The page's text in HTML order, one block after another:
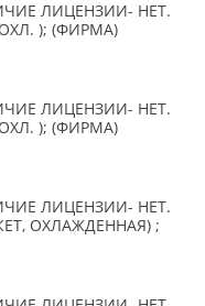
ЛИЦЕНЗИИ- НЕТ.
); (ФИРМА)
ЛИЦЕНЗИИ- НЕТ.
); (ФИРМА)
ЛИЦЕНЗИИ- НЕТ.
ОХЛАЖДЕННАЯ) ;